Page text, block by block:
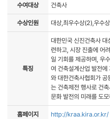
수여대상 건축사
수상인원 대상,최우수상(2),우수
특징
대한민국 신진건축사 대
련하고, 시장 진출에 어
일 기회를 제공하며, 우
여 건축설계산업 발전에
와 대한건축사협회가 공
는 건축제전 행사로 건
문화 발전의 미래를 도
홈페이지 http://kraa.kira.or.kr/